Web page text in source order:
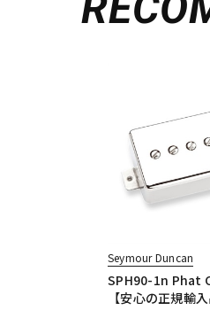
Seymour Duncan
SPH90-1n Phat
【安心の正規輸入